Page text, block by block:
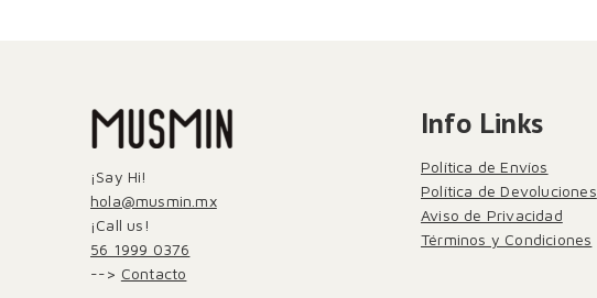
¡Say Hi!
hola@musmin.mx
¡Call us!
56 1999 0376
--> Contacto
Info Links
Política de Envíos
Política de Devoluciones
Aviso de Privacidad
Términos y Condiciones